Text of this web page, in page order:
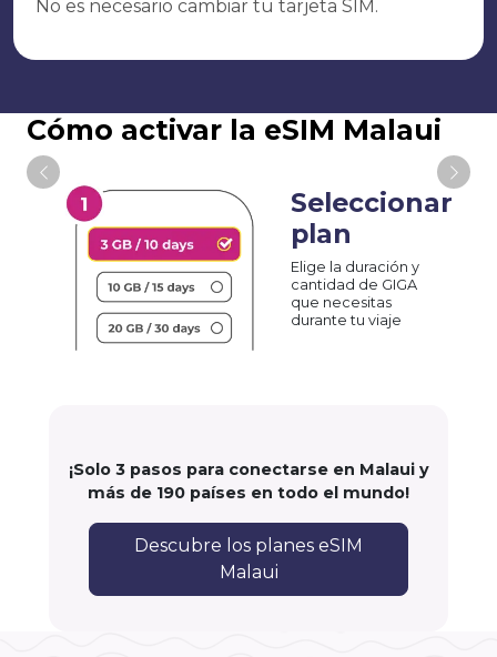
No es necesario cambiar tu tarjeta SIM.
Cómo activar la eSIM Malaui
Seleccionar
plan
Elige la duración y
cantidad de GIGA
que necesitas
durante tu viaje
¡Solo 3 pasos para conectarse en Malaui y
más de 190 países en todo el mundo!
Descubre los planes eSIM
Malaui